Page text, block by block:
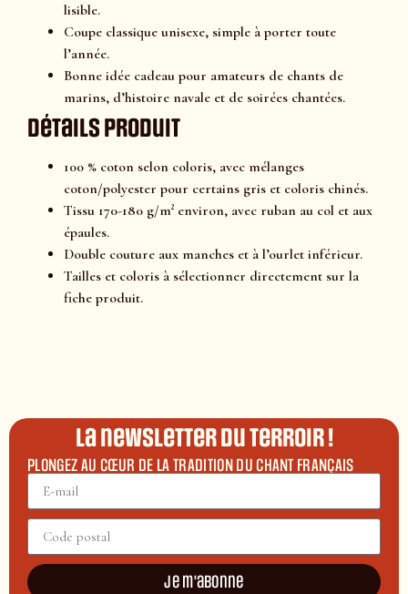
lisible.
Coupe classique unisexe, simple à porter toute
l’année.
Bonne idée cadeau pour amateurs de chants de
marins, d’histoire navale et de soirées chantées.
Détails produit
100 % coton selon coloris, avec mélanges
coton/polyester pour certains gris et coloris chinés.
Tissu 170-180 g/m² environ, avec ruban au col et aux
épaules.
Double couture aux manches et à l’ourlet inférieur.
Tailles et coloris à sélectionner directement sur la
fiche produit.
La newsletter du terroir !
PLONGEZ AU CŒUR DE LA TRADITION DU CHANT FRANÇAIS
Je m'abonne